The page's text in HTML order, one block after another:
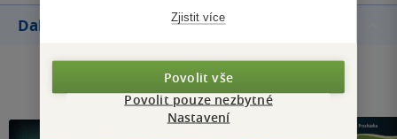
Další knihy autora Zjistit více
Povolit vše
Povolit pouze nezbytné
Nastavení